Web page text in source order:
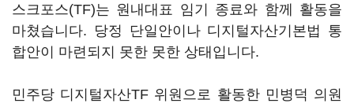
스크포스(TF)는 원내대표 임기 종료와 함께 활동을
마쳤습니다. 당정 단일안이나 디지털자산기본법 통
합안이 마련되지 못한 못한 상태입니다.
민주당 디지털자산TF 위원으로 활동한 민병덕 의원